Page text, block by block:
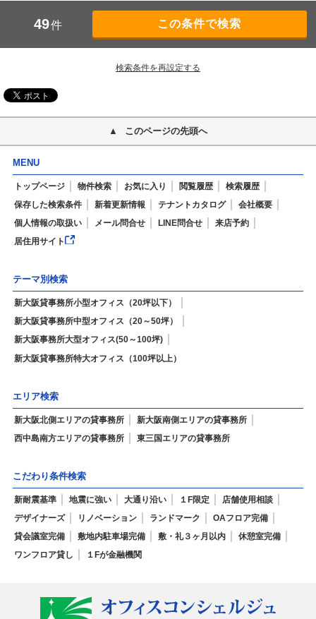
49件
検索条件を再設定する
このページの先頭へ
MENU
トップページ 物件検索 お気に入り 閲覧履歴
検索履歴
保存した検索条件
新着更新情報 テナントカタログ
会社概要
個人情報の取扱い
メール問合せ LINE問合せ
来店予約
居住用サイト
テーマ別検索
新大阪貸事務所小型オフィス（20坪以下）
新大阪貸事務所中型オフィス（20～50坪）
新大阪事務所大型オフィス(50～100坪)
新大阪貸事務所特大オフィス（100坪以上）
エリア検索
新大阪北側エリアの貸事務所
新大阪南側エリアの貸事務所
西中島南方エリアの貸事務所
東三国エリアの貸事務所
こだわり条件検索
新耐震基準 地震に強い 大通り沿い １F限定
店舗使用相談
デザイナーズ
リノベーション ランドマーク
OAフロア完備
貸会議室完備
敷地内駐車場完備 敷・礼３ヶ月以内
休憩室完備
ワンフロア貸し
１Fが金融機関